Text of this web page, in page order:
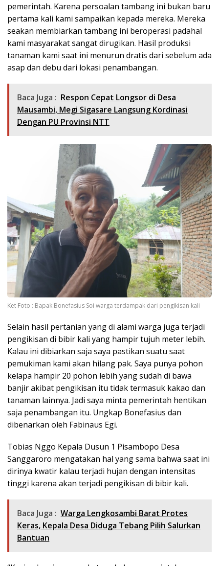
pemerintah. Karena persoalan tambang ini bukan baru
pertama kali kami sampaikan kepada mereka. Mereka
seakan membiarkan tambang ini beroperasi padahal
kami masyarakat sangat dirugikan. Hasil produksi
tanaman kami saat ini menurun dratis dari sebelum ada
asap dan debu dari lokasi penambangan.
Baca Juga : Respon Cepat Longsor di Desa
Mausambi, Megi Sigasare Langsung Kordinasi
Dengan PU Provinsi NTT
Ket Foto : Bapak Bonefasius Soi warga terdampak dari pengikisan kali
Selain hasil pertanian yang di alami warga juga terjadi
pengikisan di bibir kali yang hampir tujuh meter lebih.
Kalau ini dibiarkan saja saya pastikan suatu saat
pemukiman kami akan hilang pak. Saya punya pohon
kelapa hampir 20 pohon lebih yang sudah di bawa
banjir akibat pengikisan itu tidak termasuk kakao dan
tanaman lainnya. Jadi saya minta pemerintah hentikan
saja penambangan itu. Ungkap Bonefasius dan
dibenarkan oleh Fabinaus Egi.
Tobias Nggo Kepala Dusun 1 Pisambopo Desa
Sanggaroro mengatakan hal yang sama bahwa saat ini
dirinya kwatir kalau terjadi hujan dengan intensitas
tinggi karena akan terjadi pengikisan di bibir kali.
Baca Juga : Warga Lengkosambi Barat Protes
Keras, Kepala Desa Diduga Tebang Pilih Salurkan
Bantuan